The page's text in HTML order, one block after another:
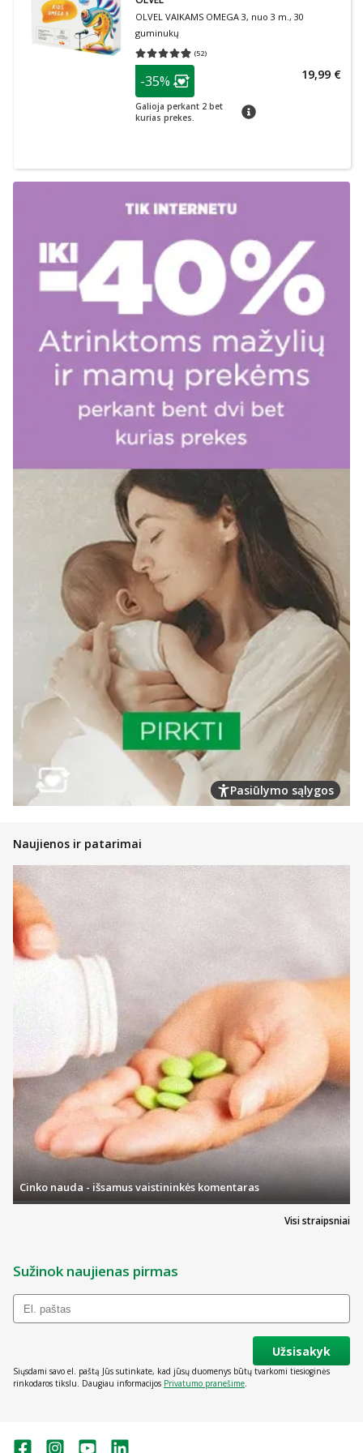
OLVEL VAIKAMS OMEGA 3, nuo 3 m., 30
guminukų
(52)
Vidutinis įvertinimas 4.88
patarimas
Lojalumo klubo narių nuolaida
-35%
Galioja perkant 2 bet
kurias prekes.
patarimas
19,99 €
Pasiūlymo sąlygos
Naujienos ir patarimai
Visi straipsniai
Cinko nauda - išsamus vaistininkės komentaras
Sužinok naujienas pirmas
Užsisakyk
Siųsdami savo el. paštą Jūs sutinkate, kad jūsų duomenys būtų tvarkomi tiesioginės
rinkodaros tikslu. Daugiau informacijos Privatumo pranešime.